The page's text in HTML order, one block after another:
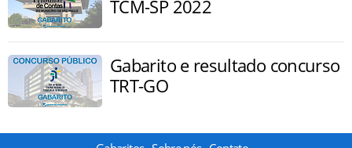
TCM-SP 2022
Gabarito e resultado concurso
TRT-GO